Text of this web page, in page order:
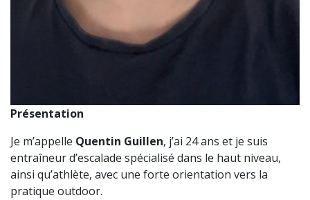
Présentation
Je m’appelle Quentin Guillen, j’ai 24 ans et je suis
entraîneur d’escalade spécialisé dans le haut niveau,
ainsi qu’athlète, avec une forte orientation vers la
pratique outdoor.